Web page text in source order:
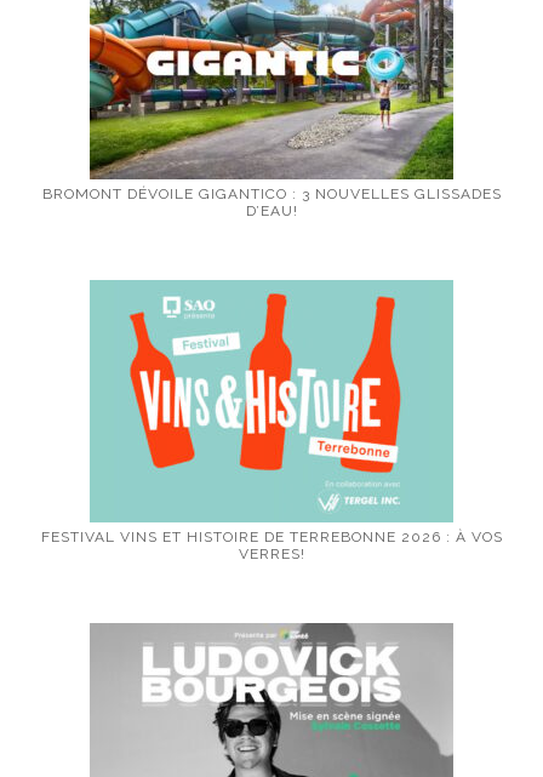
BROMONT DÉVOILE GIGANTICO : 3 NOUVELLES GLISSADES
D’EAU!
FESTIVAL VINS ET HISTOIRE DE TERREBONNE 2026 : À VOS
VERRES!